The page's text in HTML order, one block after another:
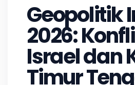
Geopolitik
2026:
Israel dan
Timur